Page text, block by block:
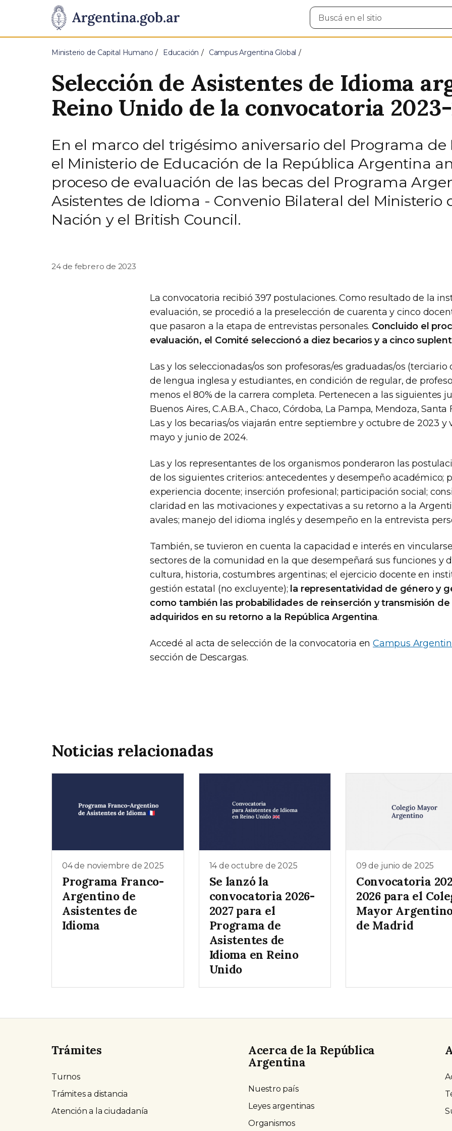
Presidencia
de
Pasar al contenido principal
Buscar
en
Ministerio de Capital Humano Educación Campus Argentina Global
Selección de Asistentes de Idioma
Reino Unido de la convocatoria
En el marco del trigésimo aniversario del Programa de
el Ministerio de Educación de la República Argentina
proceso de evaluación de las becas del Programa
Asistentes de Idioma - Convenio Bilateral del Ministerio
Nación y el British Council.
24 de febrero de 2023
La convocatoria recibió 397 postulaciones. Como resultado de la
evaluación, se procedió a la preselección de cuarenta y cinco
que pasaron a la etapa de entrevistas personales. Concluido el
evaluación, el Comité seleccionó a diez becarios y a cinco
Las y los seleccionadas/os son profesoras/es graduadas/os (terciario
de lengua inglesa y estudiantes, en condición de regular, de
menos el 80% de la carrera completa. Pertenecen a las siguientes
Buenos Aires, C.A.B.A., Chaco, Córdoba, La Pampa, Mendoza, Santa
Las y los becarias/os viajarán entre septiembre y octubre de 2023 y
mayo y junio de 2024.
Las y los representantes de los organismos ponderaron las
de los siguientes criterios: antecedentes y desempeño académico;
experiencia docente; inserción profesional; participación social;
claridad en las motivaciones y expectativas a su retorno a la
avales; manejo del idioma inglés y desempeño en la entrevista
También, se tuvieron en cuenta la capacidad e interés en
sectores de la comunidad en la que desempeñará sus funciones y
cultura, historia, costumbres argentinas; el ejercicio docente en
gestión estatal (no excluyente); la representatividad de género y
como también las probabilidades de reinserción y transmisión de
adquiridos en su retorno a la República Argentina.
Accedé al acta de selección de la convocatoria en Campus
sección de Descargas.
Noticias relacionadas
04 de noviembre de 2025
Programa Franco-
Argentino de
Asistentes de
Idioma
14 de octubre de 2025
Se lanzó la
convocatoria 2026-
2027 para el
Programa de
Asistentes de
Idioma en Reino
Unido
09 de junio de 2025
Convocatoria
2026 para el
Mayor
de Madrid
Trámites
Turnos
Trámites a distancia
Atención a la ciudadanía
Acerca de la República
Argentina
Nuestro país
Leyes argentinas
Organismos